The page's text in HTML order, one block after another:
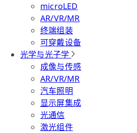
microLED
AR/VR/MR
终端组装
可穿戴设备
光学与光子学
成像与传感
AR/VR/MR
汽车照明
显示屏集成
光通信
激光组件